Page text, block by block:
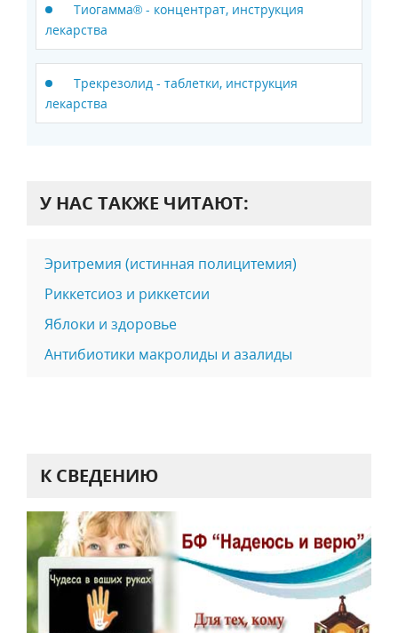
Тиогамма® - концентрат, инструкция
лекарства
Трекрезолид - таблетки, инструкция
лекарства
У НАС ТАКЖЕ ЧИТАЮТ:
Эритремия (истинная полицитемия)
Риккетсиоз и риккетсии
Яблоки и здоровье
Антибиотики макролиды и азалиды
К СВЕДЕНИЮ